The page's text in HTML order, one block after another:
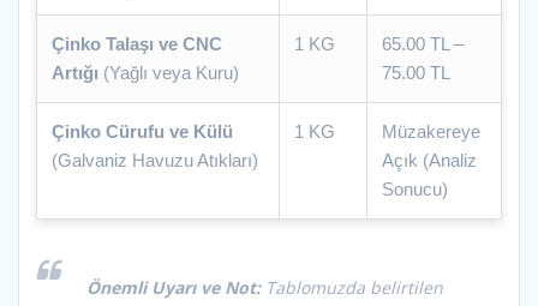
Çinko Talaşı ve CNC
Artığı (Yağlı veya Kuru)
1 KG
65.00 TL –
75.00 TL
Çinko Cürufu ve Külü
(Galvaniz Havuzu Atıkları)
1 KG
Müzakereye
Açık (Analiz
Sonucu)
Önemli Uyarı ve Not:Tablomuzda belirtilen